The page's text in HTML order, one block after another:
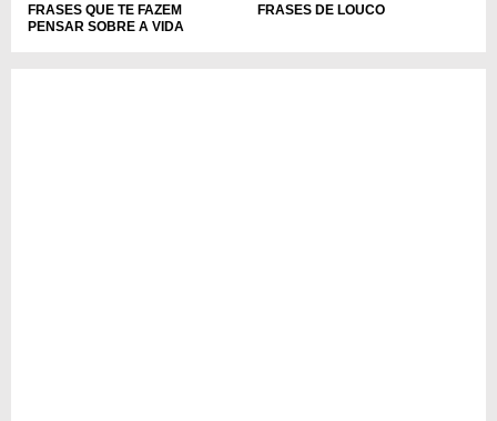
FRASES QUE TE FAZEM
PENSAR SOBRE A VIDA
FRASES DE LOUCO